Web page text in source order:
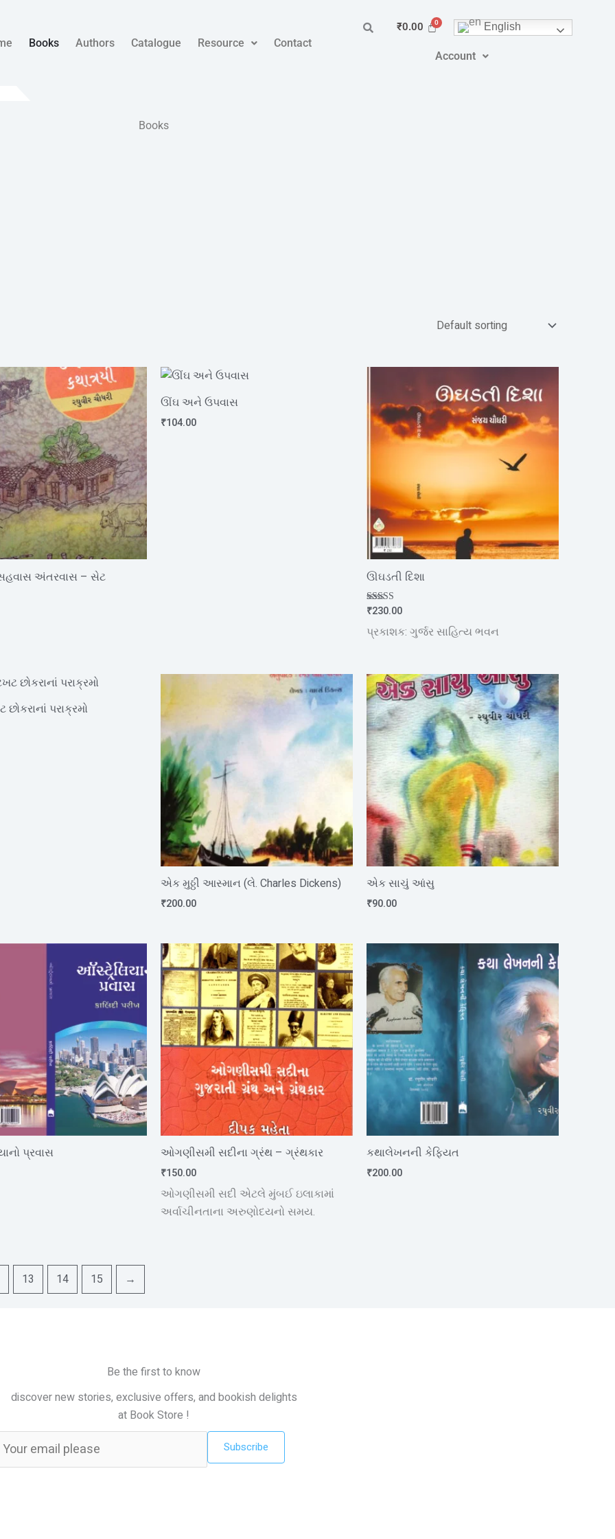
Books Authors Catalogue Resource Contact
₹0.00 English
Account
Books​
અંતરવાસ – સેટ
ઊંઘ અને ઉપવાસ
₹104.00
ઊઘડતી દિશા
Rated
out of 5
₹230.00
પ્રકાશક: ગુર્જર સાહિત્ય ભવન
પરાક્રમો
એક મુઠ્ઠી આસ્માન (લે. Charles Dickens)
₹200.00
એક સાચું આંસુ
₹90.00
પ્રવાસ ઓગણીસમી સદીના ગ્રંથ – ગ્રંથકાર
₹150.00
ઓગણીસમી સદી એટલે મુંબઈ ઇલાકામાં
અર્વાચીનતાના અરુણોદયનો સમય.
કથાલેખનની કેફિયત
₹200.00
13 14 15 →
Be the first to know
discover new stories, exclusive offers, and bookish delights
at Book Store !
Subscribe